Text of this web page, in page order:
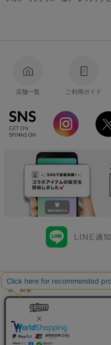
店舗一覧 ご利用ガイド
会社概要
店舗一覧
特定商取引法に基づく表示
お問い合わせ